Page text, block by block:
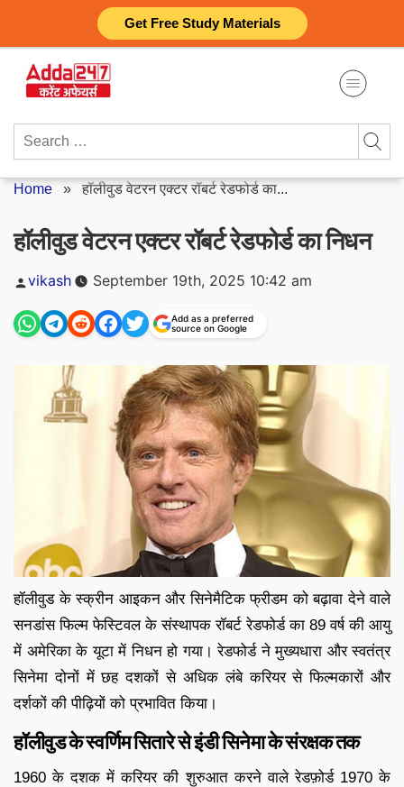
Get Free Study Materials
content
Search
Home »हॉलीवुड वेटरन एक्टर रॉबर्ट रेडफोर्ड का...
हॉलीवुड वेटरन एक्टर रॉबर्ट रेडफोर्ड का निधन
Posted
vikash September 19th, 2025 10:42 am
Add as a preferred
source on Google
हॉलीवुड के स्क्रीन आइकन और सिनेमैटिक फ्रीडम को बढ़ावा देने वाले
सनडांस फिल्म फेस्टिवल के संस्थापक रॉबर्ट रेडफोर्ड का 89 वर्ष की आयु
में अमेरिका के यूटा में निधन हो गया। रेडफोर्ड ने मुख्यधारा और स्वतंत्र
सिनेमा दोनों में छह दशकों से अधिक लंबे करियर से फिल्मकारों और
दर्शकों की पीढ़ियों को प्रभावित किया।
हॉलीवुड के स्वर्णिम सितारे से इंडी सिनेमा के संरक्षक तक
1960 के दशक में करियर की शुरुआत करने वाले रेडफ़ोर्ड 1970 के